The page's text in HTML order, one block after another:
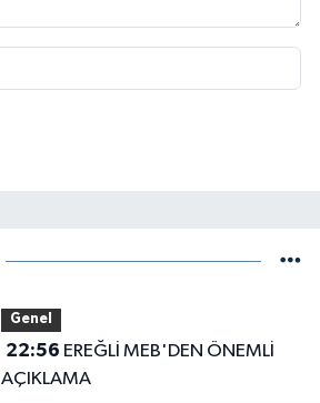
Genel
22:56
AÇIKLAMA